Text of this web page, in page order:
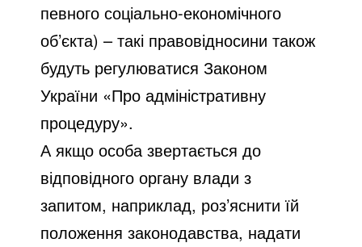
певного соціально-економічного
об’єкта) – такі правовідносини також
будуть регулюватися Законом
України «Про адміністративну
процедуру».
А якщо особа звертається до
відповідного органу влади з
запитом, наприклад, роз’яснити їй
положення законодавства, надати